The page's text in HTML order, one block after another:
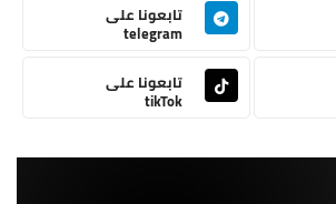
تابعونا على
telegram
تابعونا على
tikTok